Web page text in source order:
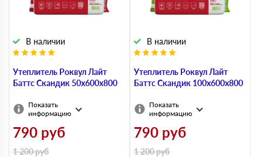
Утеплитель Роквул Лайт
Баттс Скандик 50х600х800
В наличии
Показать
информацию
790 руб
1 200руб
Утеплитель Роквул Лайт
Баттс Скандик 100х600х800
В наличии
Показать
информацию
790 руб
1 200руб